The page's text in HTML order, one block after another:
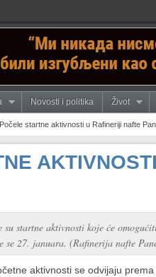
Novosti i politika Život
Počele startne aktivnosti u Rafineriji nafte
su startne aktivnosti koje će
se 27. januara. (Rafinerija nafte
aktivnosti se odvijaju